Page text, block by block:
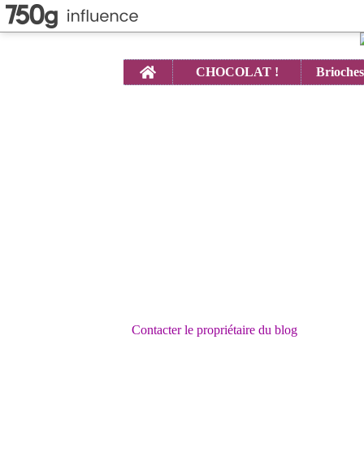
Home CHOCOLAT !
Contacter le propriétaire du blog